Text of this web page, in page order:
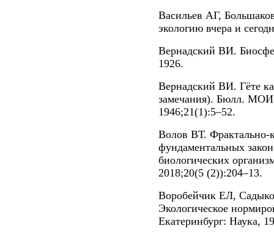
Васильев АГ,
экологию вчера и
Вернадский ВИ.
1926.
Вернадский ВИ. Гёте
замечания). Бюлл.
1946;21(1):5–52.
Волов ВТ. Фрактально-
фундаментальных
биологических
2018;20(5 (2)):204–13.
Воробейчик ЕЛ,
Экологическое
Екатеринбург: Наука,